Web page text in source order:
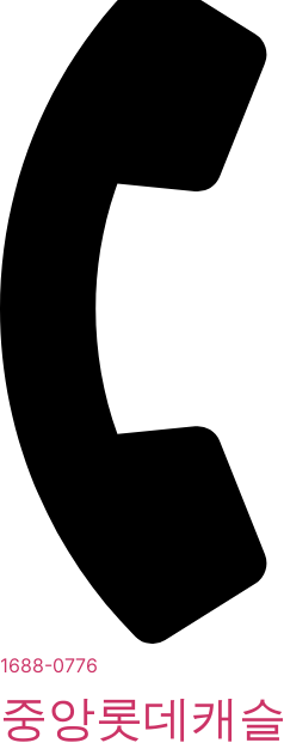
1688-0776
중앙롯데캐슬